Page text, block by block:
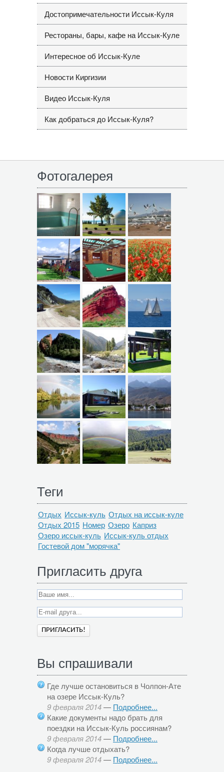
Достопримечательности Иссык-Куля
Рестораны, бары, кафе на Иссык-Куле
Интересное об Иссык-Куле
Новости Киргизии
Видео Иссык-Куля
Как добраться до Иссык-Куля?
Фотогалерея
Теги
Отдых Иссык-куль Отдых на иссык-куле
Отдых 2015 Номер Озеро Каприз
Озеро иссык-куль Иссык-куль отдых
Гостевой дом "морячка"
Пригласить друга
Вы спрашивали
Где лучше остановиться в Чолпон-Ате
на озере Иссык-Куль?
9 февраля 2014— Подробнее...
Какие документы надо брать для
поездки на Иссык-Куль россиянам?
9 февраля 2014— Подробнее...
Когда лучше отдыхать?
9 февраля 2014— Подробнее...